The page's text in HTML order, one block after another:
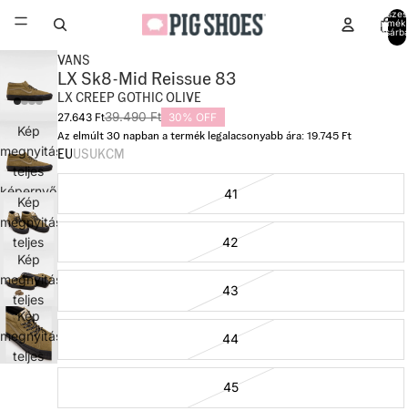
Összes
termék
Kép
megnyitása
teljes
képernyőn
Kép
megnyitása
teljes
képernyőn
Kép
megnyitása
teljes
képernyőn
Kép
megnyitása
teljes
VANS
LX Sk8-Mid Reissue 83
LX CREEP GOTHIC OLIVE
27.643 Ft39.490 Ft
30% OFF
Az elmúlt 30 napban a termék legalacsonyabb ára: 19.745 Ft
EUUSUKCM
41
42
43
44
45